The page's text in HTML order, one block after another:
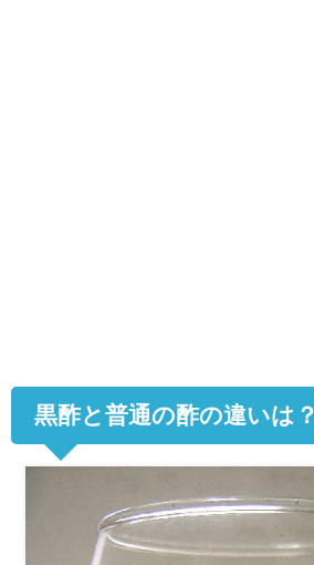
黒酢と普通の酢の違いは？